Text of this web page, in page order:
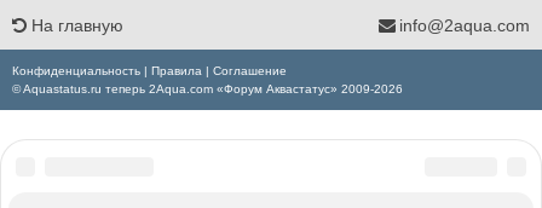
На главную info@2aqua.com
Конфиденциальность | Правила | Соглашение
© Aquastatus.ru теперь 2Aqua.com «Форум Аквастатус» 2009-2026